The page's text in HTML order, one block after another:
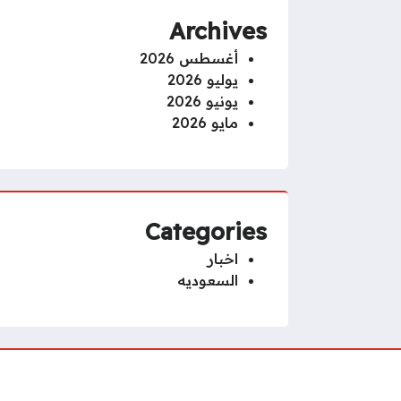
Archives
أغسطس 2026
يوليو 2026
يونيو 2026
مايو 2026
Categories
اخبار
السعوديه